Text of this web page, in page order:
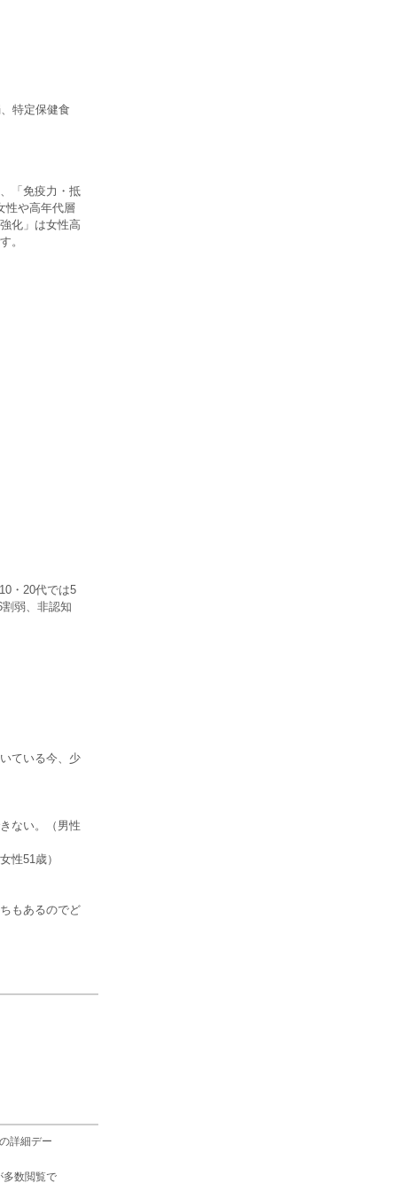
特定保健食
「免疫力・抵
性や高年代層
化」は女性高
。
・20代では5
弱、非認知
ている今、少
ない。（男性
性51歳）
もあるのでど
詳細デー
多数閲覧で